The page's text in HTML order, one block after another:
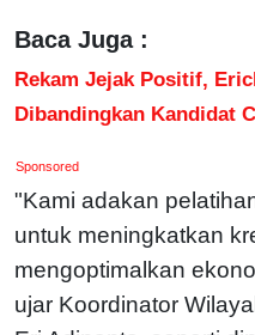
Baca Juga :
Rekam Jejak Positif,
Dibandingkan Kandidat
Sponsored
"Kami adakan
untuk meningkatkan
mengoptimalkan
ujar Koordinator